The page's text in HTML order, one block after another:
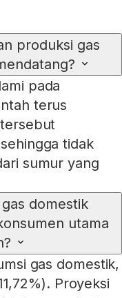
produksi gas
pada
terus
tidak
sumur yang
domestik
utama
gas domestik,
Proyeksi